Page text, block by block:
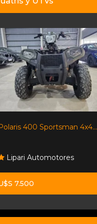
400 Sportsman 4x4...
Lipari Automotores
7.500